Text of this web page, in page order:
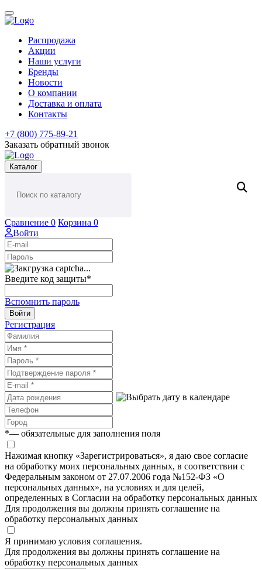
Распродажа
Акции
Наши услуги
Бренды
Новости
О компании
Доставка и оплата
Контакты
+7 (800) 775-89-21
Заказать обратный звонок
Каталог
Сравнение 0 Корзина 0
Войти
Введите код защиты*
Вспомнить пароль
Войти
Регистрация
*— обязательные для заполнения поля
Нажимая кнопку «Зарегистрироваться», я даю свое согласие
на обработку моих персональных данных, в соответствии с
Федеральным законом от 27.07.2006 года №152-ФЗ «О
персональных данных», на условиях и для целей,
определенных в Согласии на обработку персональных данных
Для продолжения вы должны принять соглашение на
обработку персональных данных
Я принимаю условия соглашения.
Для продолжения вы должны принять соглашение на
обработку персональных данных